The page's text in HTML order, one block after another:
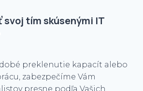
tím skúsenými IT
preklenutie kapacít alebo
zabezpečíme Vám
presne podľa Vašich